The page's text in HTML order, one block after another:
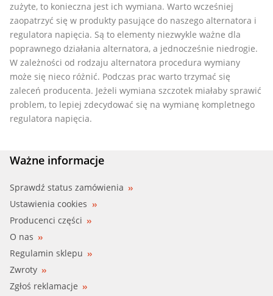
zużyte, to konieczna jest ich wymiana. Warto wcześniej
zaopatrzyć się w produkty pasujące do naszego alternatora i
regulatora napięcia. Są to elementy niezwykle ważne dla
poprawnego działania alternatora, a jednocześnie niedrogie.
W zależności od rodzaju alternatora procedura wymiany
może się nieco różnić. Podczas prac warto trzymać się
zaleceń producenta. Jeżeli wymiana szczotek miałaby sprawić
problem, to lepiej zdecydować się na wymianę kompletnego
regulatora napięcia.
Ważne informacje
Sprawdź status zamówienia
Ustawienia cookies
Producenci części
O nas
Regulamin sklepu
Zwroty
Zgłoś reklamacje